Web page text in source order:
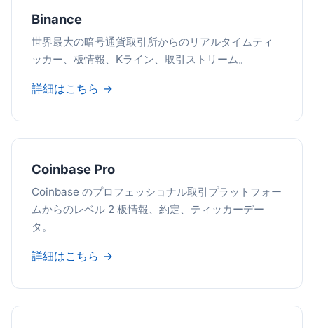
Binance
世界最大の暗号通貨取引所からのリアルタイムティ
ッカー、板情報、Kライン、取引ストリーム。
詳細はこちら →
Coinbase Pro
Coinbase のプロフェッショナル取引プラットフォー
ムからのレベル 2 板情報、約定、ティッカーデー
タ。
詳細はこちら →